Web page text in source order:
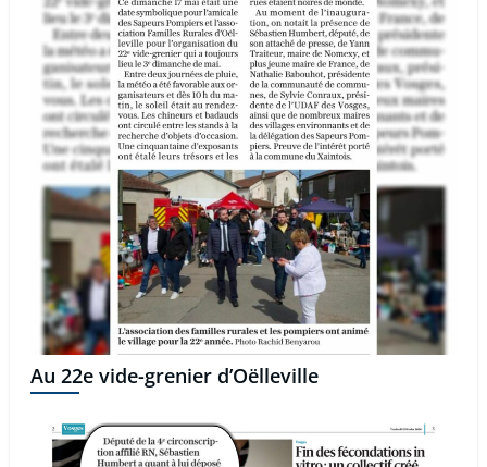
Au 22e vide-grenier d’Oëlleville